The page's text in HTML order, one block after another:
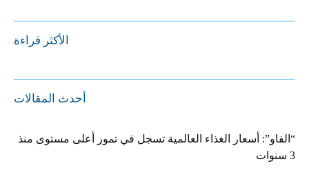
الأكثر قراءة
أحدث المقالات
“الفاو”: أسعار الغذاء العالمية تسجل في تموز أعلى مستوى منذ
3 سنوات